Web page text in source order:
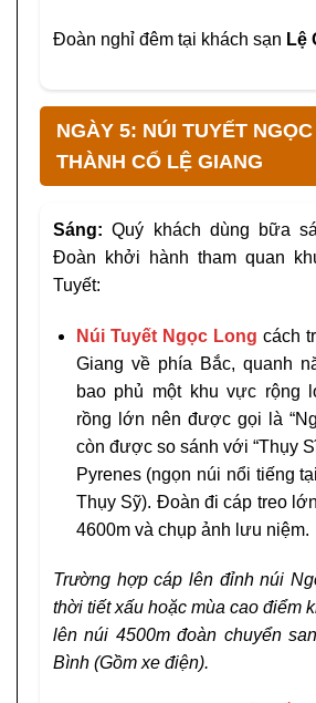
Đoàn nghỉ đêm tại khách sạn Lệ
NGÀY 5: NÚI TUYẾT
THÀNH CỔ LỆ GIANG
Sáng: Quý khách dùng bữa
Đoàn khởi hành tham quan
Tuyết:
Núi Tuyết Ngọc Long cách
Giang về phía Bắc, quanh
bao phủ một khu vực rộng
rồng lớn nên được gọi là
còn được so sánh với “Thụy
Pyrenes (ngọn núi nổi tiếng
Thụy Sỹ). Đoàn đi cáp treo
4600m và chụp ảnh lưu niệm.
Trường hợp cáp lên đỉnh núi
thời tiết xấu hoặc mùa cao điểm
lên núi 4500m đoàn chuyển
Bình (Gồm xe điện).